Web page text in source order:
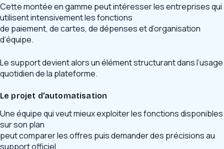
Cette montée en gamme peut intéresser les entreprises qui
utilisent intensivement les fonctions
de paiement, de cartes, de dépenses et d’organisation
d’équipe.
Le support devient alors un élément structurant dans l’usage
quotidien de la plateforme.
Le projet d’automatisation
Une équipe qui veut mieux exploiter les fonctions disponibles
sur son plan
peut comparer les offres puis demander des précisions au
support officiel.